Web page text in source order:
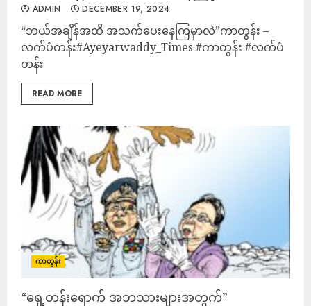
ADMIN DECEMBER 19, 2024
“ဘယ်အချိန်အထိ အသက်ပေးနေကြမှာလဲ”ကာတွန်း –
လက်ပံတန်း#Ayeyarwaddy_Times #ကာတွန်း #လက်ပံ
တန်း
READ MORE
ကာတွန်း
“ရှေ့တန်းရောက် အဘသားများအတွက်”